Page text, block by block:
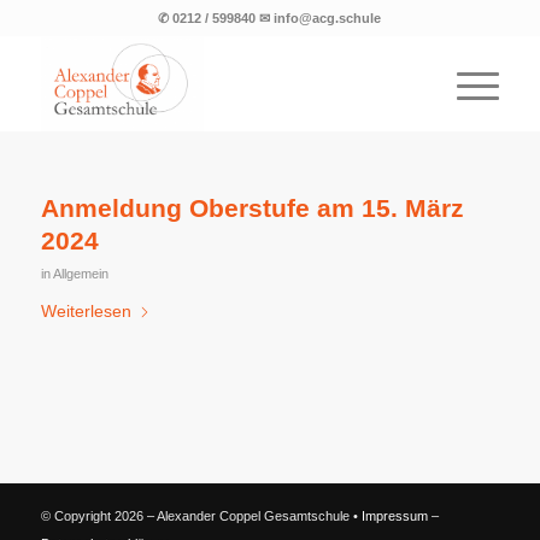
✆ 0212 / 599840 ✉ info@acg.schule
Anmeldung Oberstufe am 15. März
2024
inAllgemein
Weiterlesen
© Copyright 2026 – Alexander Coppel Gesamtschule • Impressum–